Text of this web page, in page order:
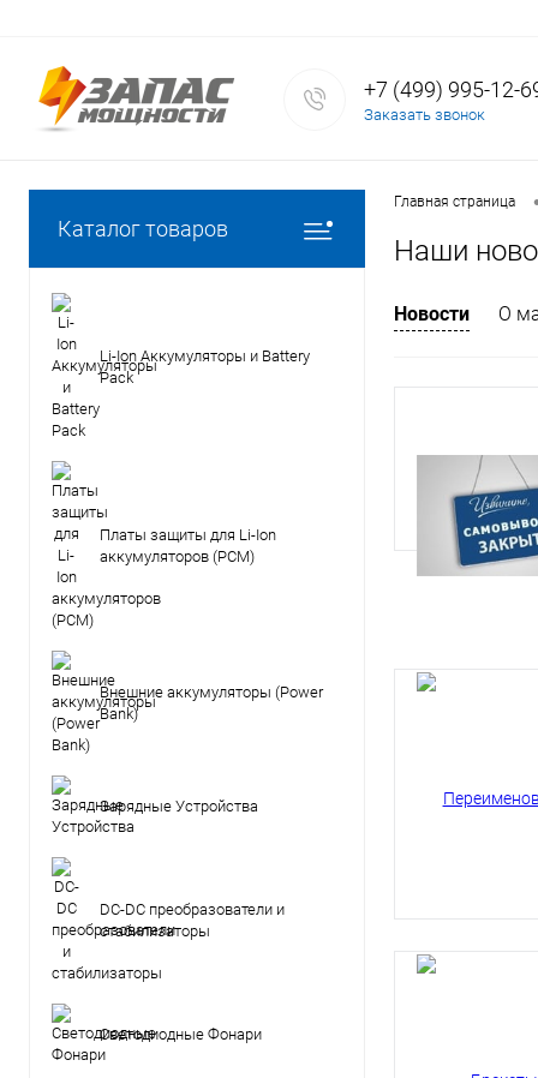
+7 (499) 995-12-
Заказать звонок
Каталог товаров
Li-Ion Аккумуляторы и Battery
Pack
Платы защиты для Li-Ion
аккумуляторов (PCM)
Внешние аккумуляторы (Power
Bank)
Зарядные Устройства
DC-DC преобразователи и
стабилизаторы
Светодиодные Фонари
Главная страница
Наши
Новости О